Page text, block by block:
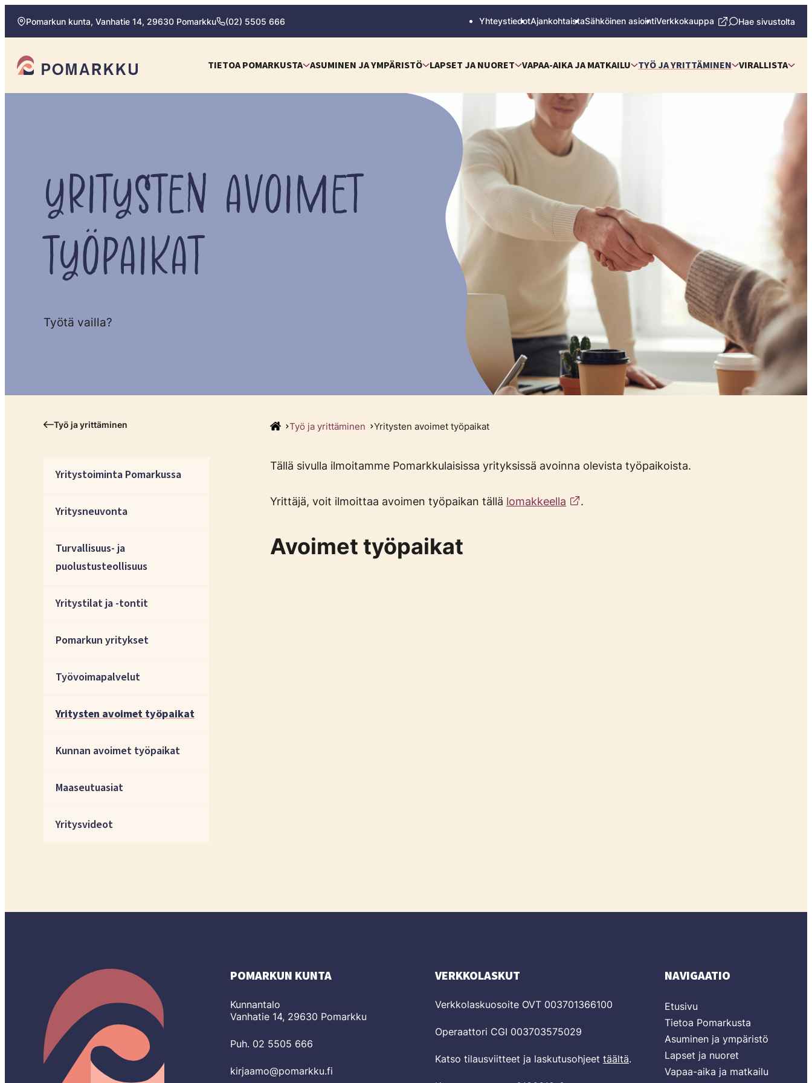
Siirry
suoraan
sisältöön
Pomarkun kunta, Vanhatie 14, 29630 Pomarkku (02) 5505 666 YhteystiedotAjankohtaistaSähköinen asiointiVerkkokauppa Hae sivustolta
Pomarkun kunta
TIETOA POMARKUSTA ASUMINEN JA YMPÄRISTÖ LAPSET JA NUORET VAPAA-AIKA JA MATKAILU TYÖ JA YRITTÄMINEN VIRALLISTA
YRITYSTEN AVOIMET
TYÖPAIKAT
Työtä vailla?
Työ ja yrittäminen Työ ja yrittäminen Yritysten avoimet työpaikat
Yritystoiminta Pomarkussa
Yritysneuvonta
Turvallisuus- ja
puolustusteollisuus
Yritystilat ja -tontit
Pomarkun yritykset
Työvoimapalvelut
Yritysten avoimet työpaikat
Kunnan avoimet työpaikat
Maaseutuasiat
Yritysvideot
Tällä sivulla ilmoitamme Pomarkkulaisissa yrityksissä avoinna olevista työpaikoista.
Yrittäjä, voit ilmoittaa avoimen työpaikan tällä lomakkeella .
Avoimet työpaikat
POMARKUN KUNTA
Kunnantalo
Vanhatie 14, 29630 Pomarkku
Puh. 02 5505 666
kirjaamo@pomarkku.fi
VERKKOLASKUT
Verkkolaskuosoite OVT 003701366100
Operaattori CGI 003703575029
Katso tilausviitteet ja laskutusohjeet täältä.
NAVIGAATIO
Etusivu
Tietoa Pomarkusta
Asuminen ja ympäristö
Lapset ja nuoret
Vapaa-aika ja matkailu